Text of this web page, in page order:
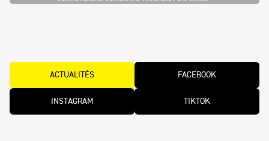
ACTUALITÉS FACEBOOK
INSTAGRAM TIKTOK